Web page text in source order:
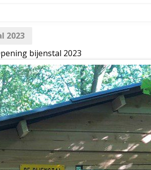
2023
bijenstal 2023